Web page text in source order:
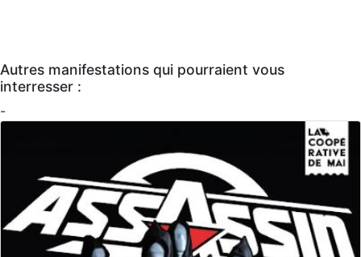
Autres manifestations qui pourraient vous
interresser :
-